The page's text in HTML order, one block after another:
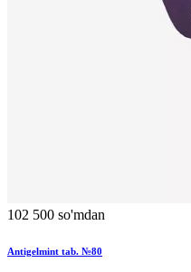
102 500 so'mdan
Antigelmint tab. №80